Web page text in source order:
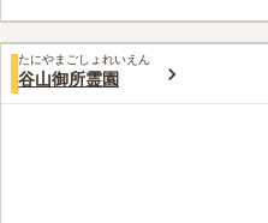
す。
口コミ評価
この霊園はまだ誰からも評価されてい
たにやまごしょれいえん
谷山御所霊園